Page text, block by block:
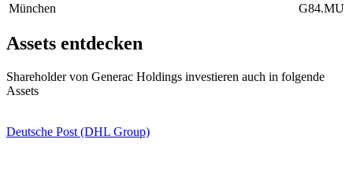
München
G84.MU
Assets entdecken
Shareholder von Generac Holdings investieren auch in folgende
Assets
Deutsche Post (DHL Group)